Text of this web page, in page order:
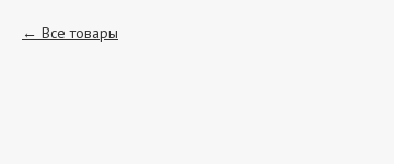
Все товары